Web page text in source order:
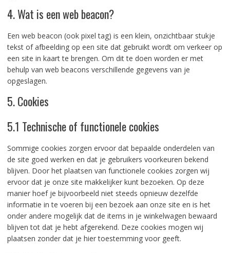
4. Wat is een web beacon?
Een web beacon (ook pixel tag) is een klein, onzichtbaar stukje
tekst of afbeelding op een site dat gebruikt wordt om verkeer op
een site in kaart te brengen. Om dit te doen worden er met
behulp van web beacons verschillende gegevens van je
opgeslagen.
5. Cookies
5.1 Technische of functionele cookies
Sommige cookies zorgen ervoor dat bepaalde onderdelen van
de site goed werken en dat je gebruikers voorkeuren bekend
blijven. Door het plaatsen van functionele cookies zorgen wij
ervoor dat je onze site makkelijker kunt bezoeken. Op deze
manier hoef je bijvoorbeeld niet steeds opnieuw dezelfde
informatie in te voeren bij een bezoek aan onze site en is het
onder andere mogelijk dat de items in je winkelwagen bewaard
blijven tot dat je hebt afgerekend. Deze cookies mogen wij
plaatsen zonder dat je hier toestemming voor geeft.